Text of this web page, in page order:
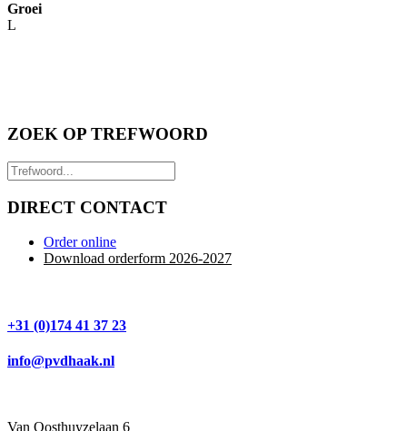
Groei
L
ZOEK OP TREFWOORD
DIRECT CONTACT
Order online
Download orderform 2026-2027
+31 (0)174 41 37 23
info@pvdhaak.nl
Van Oosthuyzelaan 6